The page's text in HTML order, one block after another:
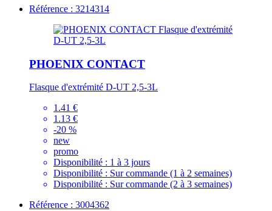
Référence : 3214314
PHOENIX CONTACT
Flasque d'extrémité D-UT 2,5-3L
1.41 €
1.13 €
-20 %
new
promo
Disponibilité : 1 à 3 jours
Disponibilité : Sur commande (1 à 2 semaines)
Disponibilité : Sur commande (2 à 3 semaines)
Référence : 3004362